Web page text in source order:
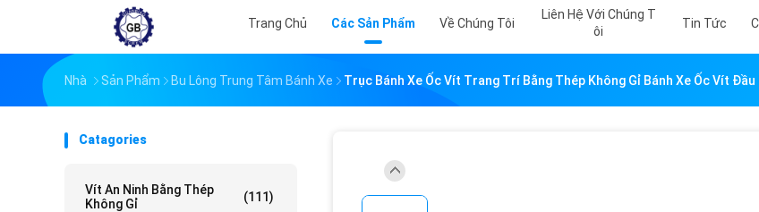
Trang Chủ Các Sản Phẩm Về Chúng Tôi
Liên Hệ Với Chúng T
Ôi
Tin Tức
Nhà Sản Phẩm Bu Lông Trung Tâm Bánh Xe Trục Bánh Xe Ốc Vít Trang Trí Bằng Thép Không Gỉ Bánh Xe Ốc Vít Đầu
Catagories
Vít An Ninh Bằng Thép
Không Gỉ
(111)